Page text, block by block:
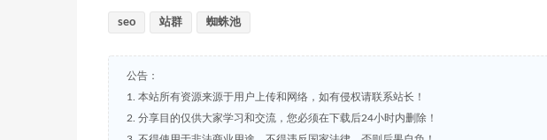
seo 站群 蜘蛛池
公告：
1. 本站所有资源来源于用户上传和网络，如有侵权请联系站长！
2. 分享目的仅供大家学习和交流，您必须在下载后24小时内删除！